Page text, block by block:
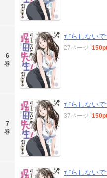
6
巻
だらしない
27ページ |150pt
7
巻
だらしない
37ページ |150pt
だらしない